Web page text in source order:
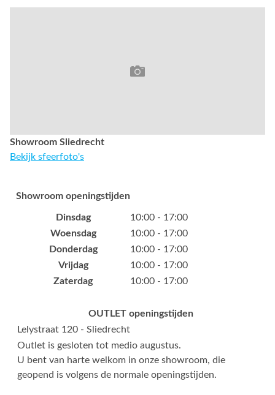
Showroom Sliedrecht
Bekijk sfeerfoto's
Showroom openingstijden
Dinsdag
10:00 - 17:00
Woensdag
10:00 - 17:00
Donderdag
10:00 - 17:00
Vrijdag
10:00 - 17:00
Zaterdag
10:00 - 17:00
OUTLET openingstijden
Lelystraat 120 - Sliedrecht
Outlet is gesloten tot medio augustus.
U bent van harte welkom in onze showroom, die
geopend is volgens de normale openingstijden.